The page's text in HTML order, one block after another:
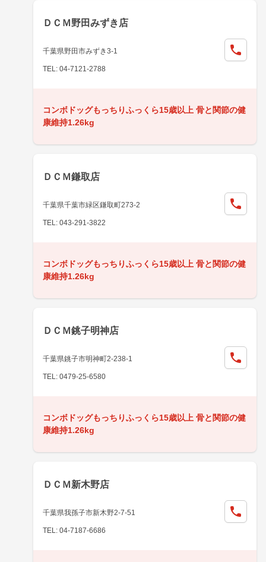
ＤＣＭ野田みずき店
千葉県野田市みずき3-1
TEL: 04-7121-2788
コンボドッグもっちりふっくら15歳以上 骨と関節の健
康維持1.26kg
ＤＣＭ鎌取店
千葉県千葉市緑区鎌取町273-2
TEL: 043-291-3822
コンボドッグもっちりふっくら15歳以上 骨と関節の健
康維持1.26kg
ＤＣＭ銚子明神店
千葉県銚子市明神町2-238-1
TEL: 0479-25-6580
コンボドッグもっちりふっくら15歳以上 骨と関節の健
康維持1.26kg
ＤＣＭ新木野店
千葉県我孫子市新木野2-7-51
TEL: 04-7187-6686